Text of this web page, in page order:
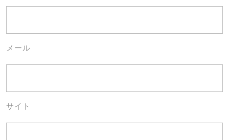
メール
サイト